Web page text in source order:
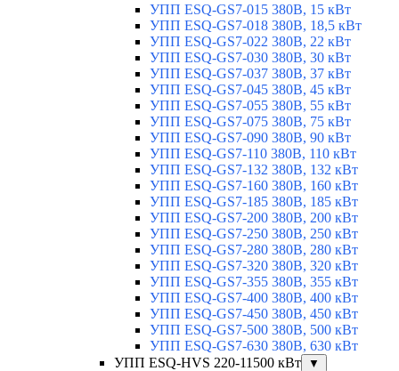
УПП ESQ-GS7-015 380В, 15 кВт
УПП ESQ-GS7-018 380В, 18,5 кВт
УПП ESQ-GS7-022 380В, 22 кВт
УПП ESQ-GS7-030 380В, 30 кВт
УПП ESQ-GS7-037 380В, 37 кВт
УПП ESQ-GS7-045 380В, 45 кВт
УПП ESQ-GS7-055 380В, 55 кВт
УПП ESQ-GS7-075 380В, 75 кВт
УПП ESQ-GS7-090 380В, 90 кВт
УПП ESQ-GS7-110 380В, 110 кВт
УПП ESQ-GS7-132 380В, 132 кВт
УПП ESQ-GS7-160 380В, 160 кВт
УПП ESQ-GS7-185 380В, 185 кВт
УПП ESQ-GS7-200 380В, 200 кВт
УПП ESQ-GS7-250 380В, 250 кВт
УПП ESQ-GS7-280 380В, 280 кВт
УПП ESQ-GS7-320 380В, 320 кВт
УПП ESQ-GS7-355 380В, 355 кВт
УПП ESQ-GS7-400 380В, 400 кВт
УПП ESQ-GS7-450 380В, 450 кВт
УПП ESQ-GS7-500 380В, 500 кВт
УПП ESQ-GS7-630 380В, 630 кВт
УПП ESQ-HVS 220-11500 кВт
▼